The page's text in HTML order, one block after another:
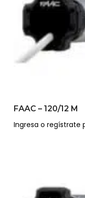
FAAC – 120/12 M
Ingresa o regístrate